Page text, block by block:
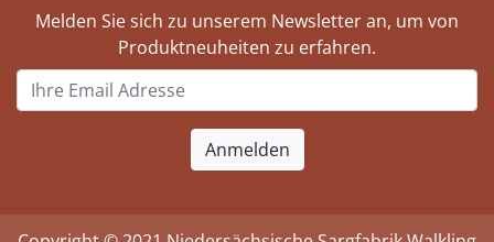
Melden Sie sich zu unserem Newsletter an, um von
Produktneuheiten zu erfahren.